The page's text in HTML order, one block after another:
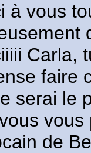
à vous
Carla,
faire
serai le
de